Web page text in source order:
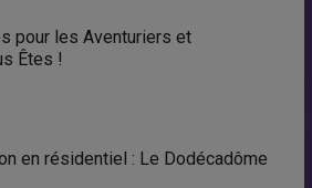
pour les Aventuriers et
Êtes !
en résidentiel : Le Dodécadôme